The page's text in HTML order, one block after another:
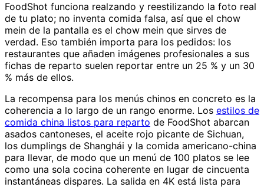
FoodShot funciona realzando y reestilizando la foto real
de tu plato; no inventa comida falsa, así que el chow
mein de la pantalla es el chow mein que sirves de
verdad. Eso también importa para los pedidos: los
restaurantes que añaden imágenes profesionales a sus
fichas de reparto suelen reportar entre un 25 % y un 30
% más de ellos.
La recompensa para los menús chinos en concreto es la
coherencia a lo largo de un rango enorme. Los estilos de
comida china listos para reparto de FoodShot abarcan
asados cantoneses, el aceite rojo picante de Sichuan,
los dumplings de Shanghái y la comida americano-china
para llevar, de modo que un menú de 100 platos se lee
como una sola cocina coherente en lugar de cincuenta
instantáneas dispares. La salida en 4K está lista para